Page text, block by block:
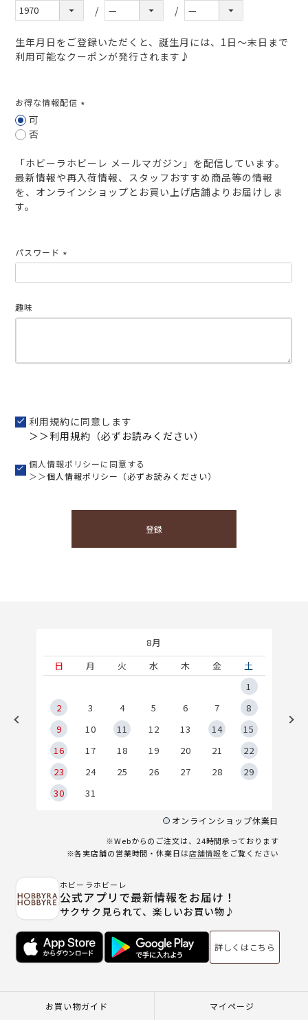
生年月日をご登録いただくと、誕生月には、1日～末日まで
利用可能なクーポンが発行されます♪
お得な情報配信
可
否
「ホビーラホビーレ メールマガジン」を配信しています。
最新情報や再入荷情報、スタッフおすすめ商品等の情報
を、オンラインショップとお買い上げ店舗よりお届けしま
す。
パスワード
須)
趣味
利用規約に同意します
＞＞利用規約（必ずお読みください）
個人情報ポリシーに同意する
＞＞個人情報ポリシー（必ずお読みください）
登録
8月
日
月 火 水 木 金
土
1
2
3 4 5 6 7
8
9
10 11 12 13 14
15
16
17 18 19 20 21
22
23
24 25 26 27 28
29
30
31
オンラインショップ休業日
※Webからのご注文は、24時間承っております
※各実店舗の営業時間・休業日は店舗情報をご覧ください
ホビーラホビーレ
公式アプリで最新情報をお届け！
サクサク見られて、楽しいお買い物♪
詳しくはこちら
お買い物ガイド マイページ